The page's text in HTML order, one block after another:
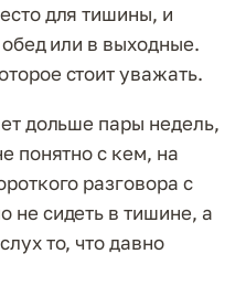
для тишины, и
обед или в выходные.
стоит уважать.
дольше пары недель,
понятно с кем, на
разговора с
не сидеть в тишине, а
то, что давно